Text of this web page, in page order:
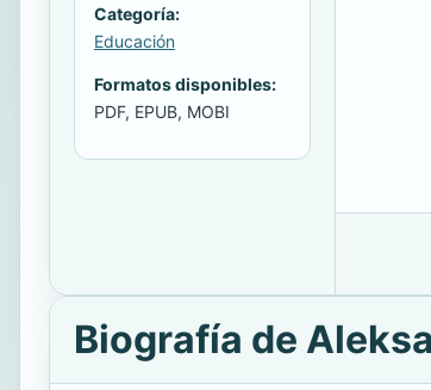
Categoría:
Educación
Formatos disponibles:
PDF, EPUB, MOBI
Biografía de